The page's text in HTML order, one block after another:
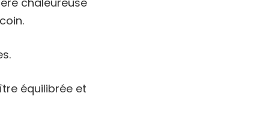
équilibrée et